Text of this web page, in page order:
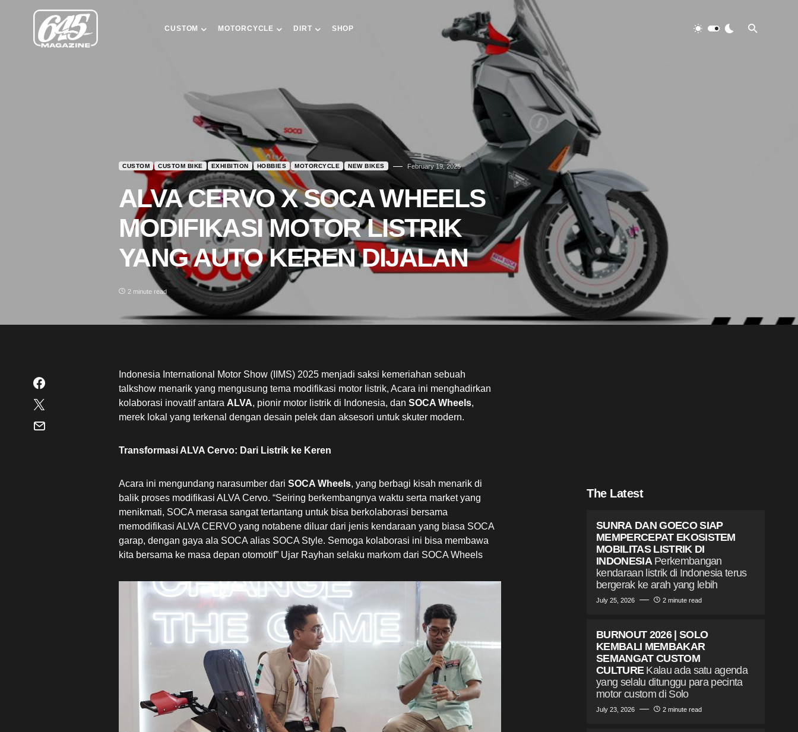
CUSTOM MOTORCYCLE DIRT SHOP
CUSTOM CUSTOM BIKE EXHIBITION HOBBIES MOTORCYCLE NEW BIKES February 19, 2025
ALVA CERVO X SOCA WHEELS
MODIFIKASI MOTOR LISTRIK
YANG AUTO KEREN DIJALAN
2 minute read
Indonesia International Motor Show (IIMS) 2025 menjadi saksi kemeriahan sebuah
talkshow menarik yang mengusung tema modifikasi motor listrik, Acara ini menghadirkan
kolaborasi inovatif antara ALVA, pionir motor listrik di Indonesia, dan SOCA Wheels,
merek lokal yang terkenal dengan desain pelek dan aksesori untuk skuter modern.
Transformasi ALVA Cervo: Dari Listrik ke Keren
Acara ini mengundang narasumber dari SOCA Wheels, yang berbagi kisah menarik di
balik proses modifikasi ALVA Cervo. “Seiring berkembangnya waktu serta market yang
menikmati, SOCA merasa sangat tertantang untuk bisa berkolaborasi bersama
memodifikasi ALVA CERVO yang notabene diluar dari jenis kendaraan yang biasa SOCA
garap, dengan gaya ala SOCA alias SOCA Style. Semoga kolaborasi ini bisa membawa
kita bersama ke masa depan otomotif” Ujar Rayhan selaku markom dari SOCA Wheels
The Latest
SUNRA DAN GOECO SIAP
MEMPERCEPAT EKOSISTEM
MOBILITAS LISTRIK DI
INDONESIA Perkembangan
kendaraan listrik di Indonesia terus
bergerak ke arah yang lebih
July 25, 2026 2 minute read
BURNOUT 2026 | SOLO
KEMBALI MEMBAKAR
SEMANGAT CUSTOM
CULTURE Kalau ada satu agenda
yang selalu ditunggu para pecinta
motor custom di Solo
July 23, 2026 2 minute read